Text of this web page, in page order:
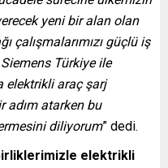
yeni bir alan olan
çalışmalarımızı güçlü iş
Türkiye ile
elektrikli araç şarj
adım atarken bu
diliyorum” dedi.
elektrikli